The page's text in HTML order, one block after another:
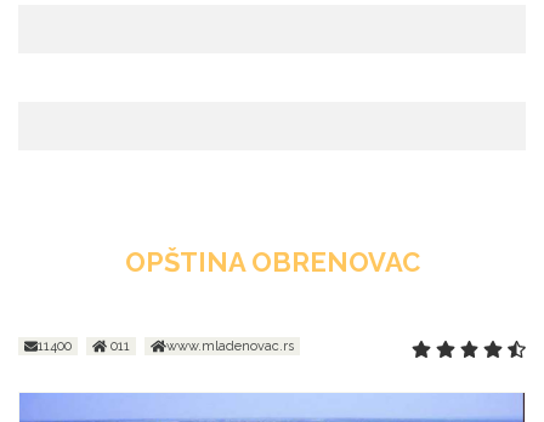
OPŠTINA OBRENOVAC
11400 011 www.mladenovac.rs